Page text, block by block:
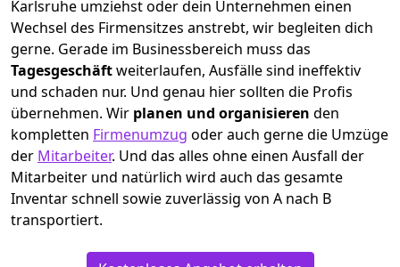
Karlsruhe umziehst oder dein Unternehmen einen
Wechsel des Firmensitzes anstrebt, wir begleiten dich
gerne. Gerade im Businessbereich muss das
Tagesgeschäftweiterlaufen, Ausfälle sind ineffektiv
und schaden nur. Und genau hier sollten die Profis
übernehmen. Wir planen und organisieren den
kompletten Firmenumzug oder auch gerne die Umzüge
der Mitarbeiter. Und das alles ohne einen Ausfall der
Mitarbeiter und natürlich wird auch das gesamte
Inventar schnell sowie zuverlässig von A nach B
transportiert.